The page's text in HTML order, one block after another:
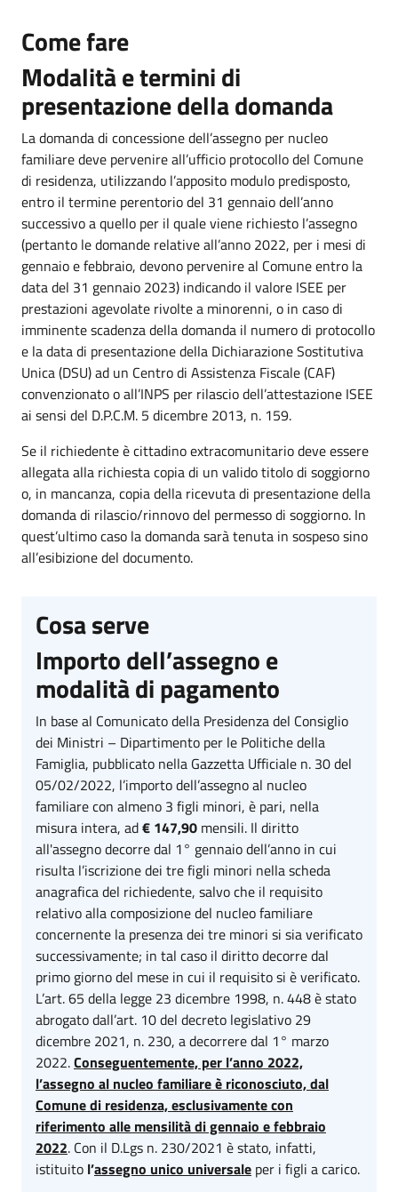
Come fare
Modalità e termini di
presentazione della domanda
La domanda di concessione dell’assegno per nucleo
familiare deve pervenire all’ufficio protocollo del Comune
di residenza, utilizzando l’apposito modulo predisposto,
entro il termine perentorio del 31 gennaio dell’anno
successivo a quello per il quale viene richiesto l’assegno
(pertanto le domande relative all’anno 2022, per i mesi di
gennaio e febbraio, devono pervenire al Comune entro la
data del 31 gennaio 2023) indicando il valore ISEE per
prestazioni agevolate rivolte a minorenni, o in caso di
imminente scadenza della domanda il numero di protocollo
e la data di presentazione della Dichiarazione Sostitutiva
Unica (DSU) ad un Centro di Assistenza Fiscale (CAF)
convenzionato o all’INPS per rilascio dell’attestazione ISEE
ai sensi del D.P.C.M. 5 dicembre 2013, n. 159.
Se il richiedente è cittadino extracomunitario deve essere
allegata alla richiesta copia di un valido titolo di soggiorno
o, in mancanza, copia della ricevuta di presentazione della
domanda di rilascio/rinnovo del permesso di soggiorno. In
quest’ultimo caso la domanda sarà tenuta in sospeso sino
all’esibizione del documento.
Cosa serve
Importo dell’assegno e
modalità di pagamento
In base al Comunicato della Presidenza del Consiglio
dei Ministri – Dipartimento per le Politiche della
Famiglia, pubblicato nella Gazzetta Ufficiale n. 30 del
05/02/2022, l’importo dell’assegno al nucleo
familiare con almeno 3 figli minori, è pari, nella
misura intera, ad€ 147,90 mensili. Il diritto
all'assegno decorre dal 1° gennaio dell’anno in cui
risulta l’iscrizione dei tre figli minori nella scheda
anagrafica del richiedente, salvo che il requisito
relativo alla composizione del nucleo familiare
concernente la presenza dei tre minori si sia verificato
successivamente; in tal caso il diritto decorre dal
primo giorno del mese in cui il requisito si è verificato.
L’art. 65 della legge 23 dicembre 1998, n. 448 è stato
abrogato dall’art. 10 del decreto legislativo 29
dicembre 2021, n. 230, a decorrere dal 1° marzo
2022.Conseguentemente, per l’anno 2022,
l’assegno al nucleo familiare è riconosciuto, dal
Comune di residenza, esclusivamente con
riferimento alle mensilità di gennaio e febbraio
2022. Con il D.Lgs n. 230/2021 è stato, infatti,
istituito l’assegno unico universale per i figli a carico.